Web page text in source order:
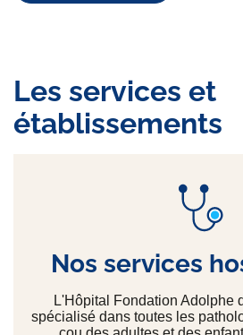
Les services et
établissements
Nos services
L'Hôpital Fondation Adolphe
spécialisé dans toutes les